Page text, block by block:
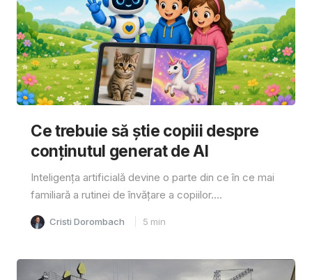
Ce trebuie să știe copiii despre
conținutul generat de AI
Inteligența artificială devine o parte din ce în ce mai
familiară a rutinei de învățare a copiilor....
Cristi Dorombach 5 min